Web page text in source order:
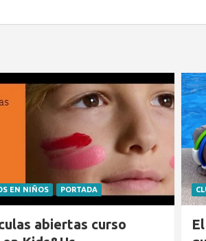
LECTURA PORTADA
al que no le